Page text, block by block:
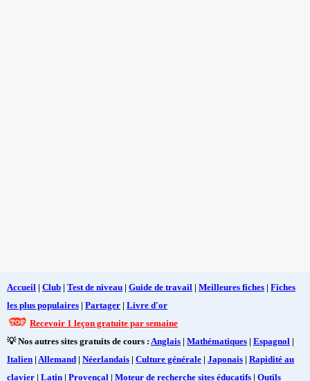
Accueil | Club | Test de niveau | Guide de travail | Meilleures fiches | Fiches
les plus populaires | Partager | Livre d'or
Recevoir 1 leçon gratuite par semaine
💡 Nos autres sites gratuits de cours : Anglais | Mathématiques | Espagnol |
Italien | Allemand | Néerlandais | Culture générale | Japonais | Rapidité au
clavier | Latin | Provençal | Moteur de recherche sites éducatifs | Outils